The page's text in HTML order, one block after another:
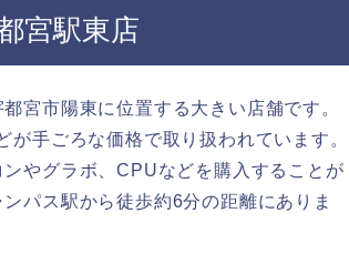
宮駅東店
宮市陽東に位置する大きい店舗です。
手ごろな価格で取り扱われています。
やグラボ、CPUなどを購入することが
パス駅から徒歩約6分の距離にありま